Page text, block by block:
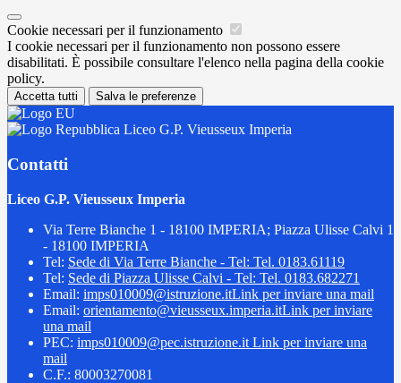
Cookie necessari per il funzionamento
I cookie necessari per il funzionamento non possono essere
disabilitati. È possibile consultare l'elenco nella pagina della cookie
policy.
Accetta tutti Salva le preferenze
Liceo G.P. Vieusseux Imperia
Contatti
Liceo G.P. Vieusseux Imperia
Via Terre Bianche 1 - 18100 IMPERIA; Piazza Ulisse Calvi 1
- 18100 IMPERIA
Tel: Sede di Via Terre Bianche - Tel: Tel. 0183.61119
Tel: Sede di Piazza Ulisse Calvi - Tel: Tel. 0183.682271
Email: imps010009@istruzione.itLink per inviare una mail
Email: orientamento@vieusseux.imperia.itLink per inviare
una mail
PEC: imps010009@pec.istruzione.it Link per inviare una
mail
C.F.: 80003270081